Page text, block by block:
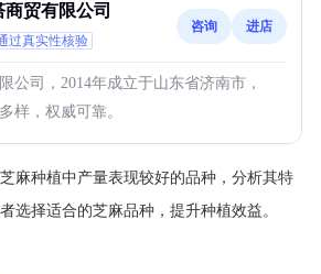
贸有限公司
过真实性核验
咨询 进店
公司，2014年成立于山东省济南市，
样，权威可靠。
麻种植中产量表现较好的品种，分析其特
选择适合的芝麻品种，提升种植效益。